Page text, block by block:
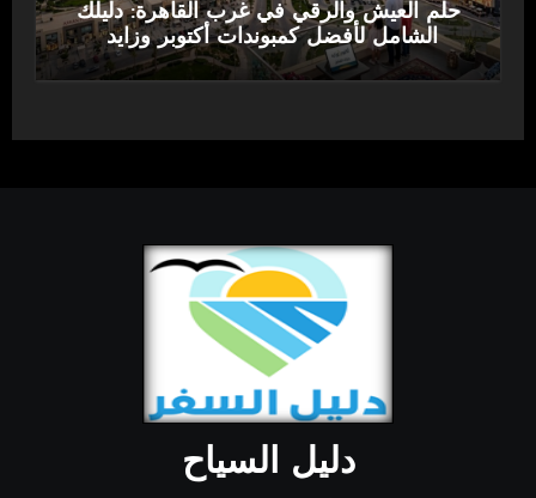
حلم العيش والرقي في غرب القاهرة: دليلك
الشامل لأفضل كمبوندات أكتوبر وزايد
دليل السياح